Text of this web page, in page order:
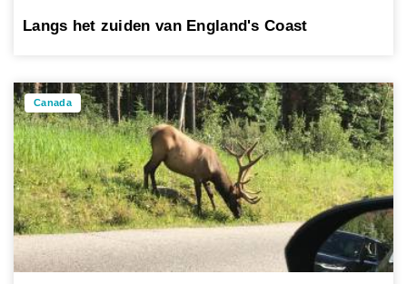
Langs het zuiden van England's Coast
Canada